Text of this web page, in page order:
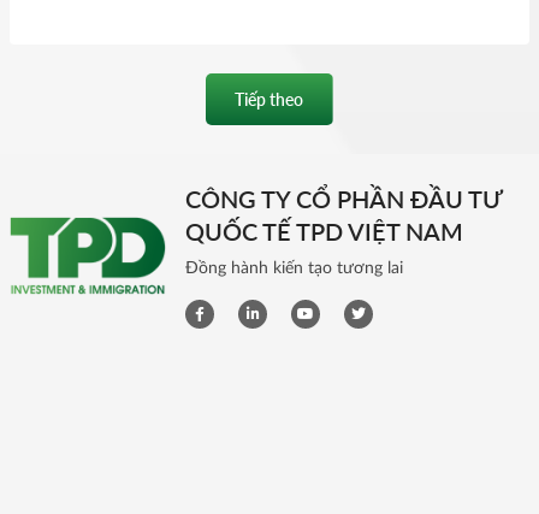
Tiếp theo
CÔNG TY CỔ PHẦN ĐẦU TƯ
QUỐC TẾ TPD VIỆT NAM
Đồng hành kiến tạo tương lai